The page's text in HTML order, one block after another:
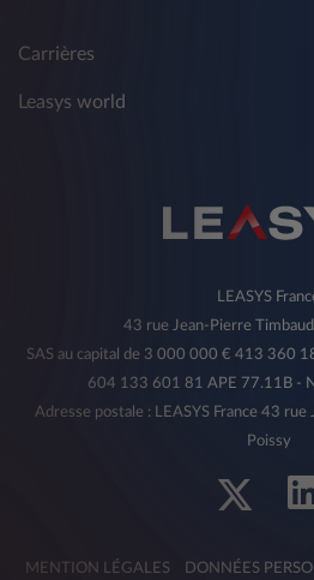
Carrières
Leasys world
LEASYS
43 rue Jean-Pierre
SAS au capital de 3 000 000 € 413 360
604 133 601 81 APE 77.11B -
Adresse postale : LEASYS France 43
Poissy
MENTION LÉGALES DONNÉES